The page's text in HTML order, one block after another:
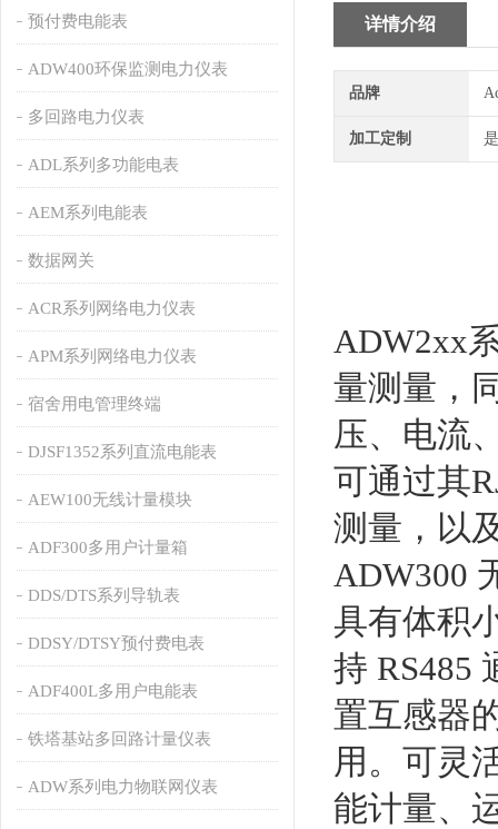
预付费电能表
ADW400环保监测电力仪表
多回路电力仪表
ADL系列多功能电表
AEM系列电能表
数据网关
ACR系列网络电力仪表
APM系列网络电力仪表
宿舍用电管理终端
DJSF1352系列直流电能表
AEW100无线计量模块
ADF300多用户计量箱
DDS/DTS系列导轨表
DDSY/DTSY预付费电表
ADF400L多用户电能表
铁塔基站多回路计量仪表
ADW系列电力物联网仪表
详情介绍
品牌
加工定制
ADW2xx
量测量，
压、电流
可通过其
测量，以
ADW300
具有体积
持 RS485
置互感器
用。可灵
能计量、